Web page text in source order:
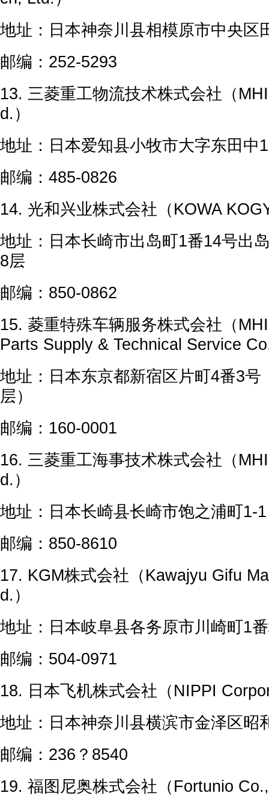
地址：日本神奈川县相模原市中央区
邮编：252-5293
13. 三菱重工物流技术株式会社（
d.）
地址：日本爱知县小牧市大字东田中
邮编：485-0826
14. 光和兴业株式会社（KOWA
地址：日本长崎市出岛町1番14号出
8层
邮编：850-0862
15. 菱重特殊车辆服务株式会社（
Parts Supply & Technical Service
地址：日本东京都新宿区片町4番3号
层）
邮编：160-0001
16. 三菱重工海事技术株式会社（
d.）
地址：日本长崎县长崎市饱之浦町1-1
邮编：850-8610
17. KGM株式会社（Kawajyu Gifu
d.）
地址：日本岐阜县各务原市川崎町1
邮编：504-0971
18. 日本飞机株式会社（NIPPI
地址：日本神奈川县横滨市金泽区昭
邮编：236？8540
19. 福图尼奥株式会社（Fortunio